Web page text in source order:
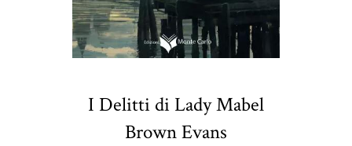
I Delitti di Lady Mabel
Brown Evans